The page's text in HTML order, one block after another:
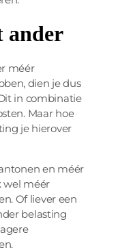
ander
méér
dien je dus
in combinatie
Maar hoe
je hierover
en méér
wel méér
Of liever een
belasting